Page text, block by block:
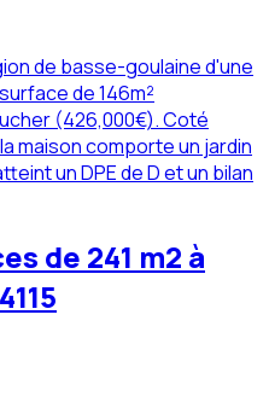
de basse-goulaine d'une
de 146m²
(426,000€). Coté
maison comporte un jardin
un DPE de D et un bilan
de 241 m2 à